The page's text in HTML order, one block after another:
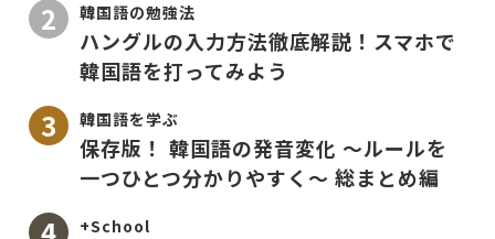
韓国語の勉強法
ハングルの入力方法徹底解説！スマホで
韓国語を打ってみよう
韓国語を学ぶ
保存版！ 韓国語の発音変化 〜ルールを
一つひとつ分かりやすく〜 総まとめ編
+School